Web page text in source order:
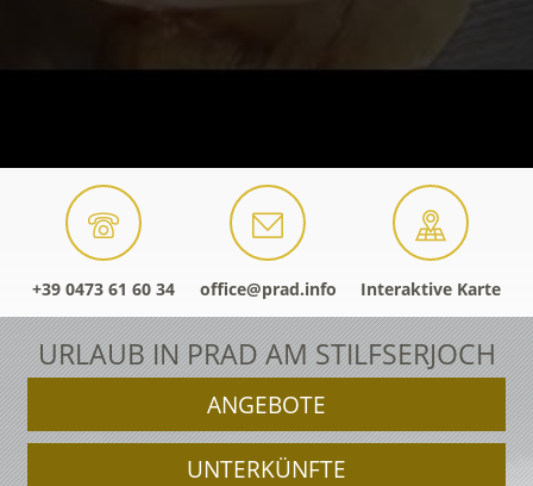
+39 0473 61 60 34 office@prad.info Interaktive Karte
URLAUB IN PRAD AM STILFSERJOCH
ANGEBOTE
UNTERKÜNFTE